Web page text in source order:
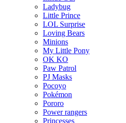
Ladybug
Little Prince
LOL Surprise
Loving Bears
Minions
My Little Pony
OK KO
Paw Patrol
PJ Masks
Pocoyo
Pokémon
Pororo
Power rangers
Princesses